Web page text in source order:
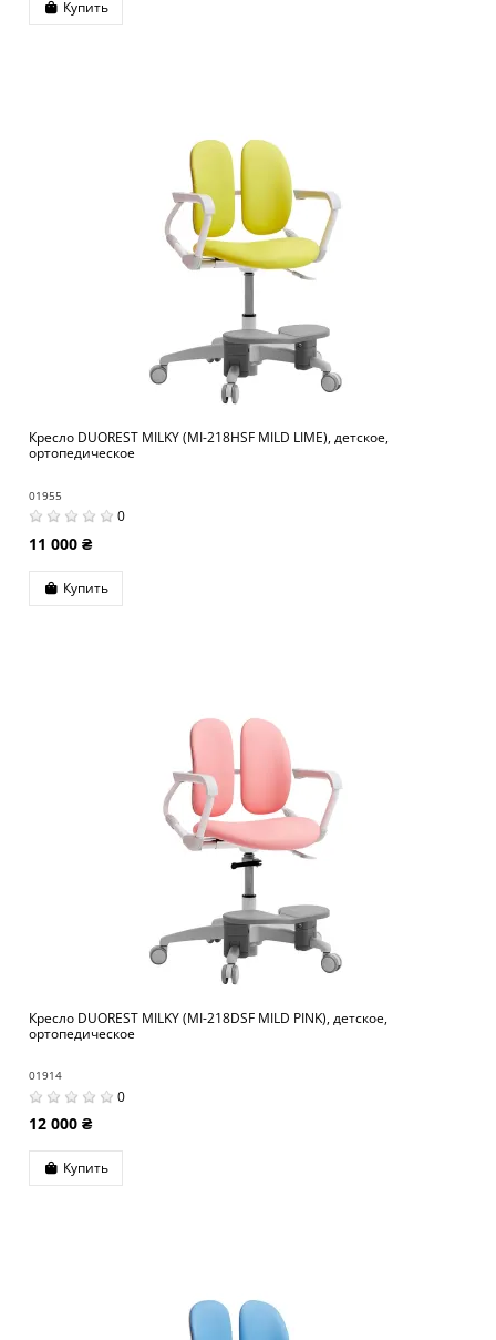
Купить
Кресло DUOREST MILKY (MI-218HSF MILD LIME), детское,
ортопедическое
01955
0
11 000 ₴
Купить
Кресло DUOREST MILKY (MI-218DSF MILD PINK), детское,
ортопедическое
01914
0
12 000 ₴
Купить